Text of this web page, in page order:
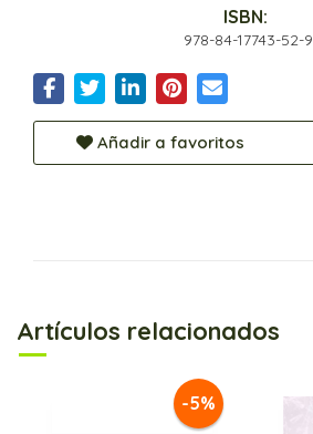
ISBN:
978-84-17743-52-9
Añadir a favoritos
Artículos relacionados
-5%